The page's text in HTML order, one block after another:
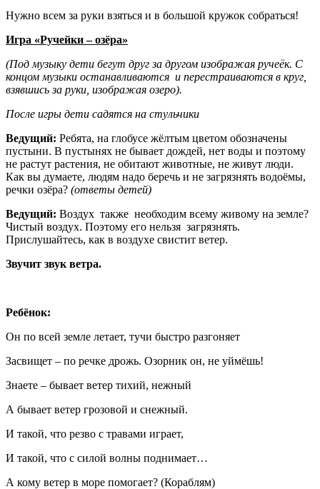
Нужно всем за руки взяться и в большой кружок собраться!
Игра «Ручейки – озёра»
(Под музыку дети бегут друг за другом изображая ручеёк. С
концом музыки останавливаются и перестраиваются в круг,
взявшись за руки, изображая озеро).
После игры дети садятся на стульчики
Ведущий: Ребята, на глобусе жёлтым цветом обозначены
пустыни. В пустынях не бывает дождей, нет воды и поэтому
не растут растения, не обитают животные, не живут люди.
Как вы думаете, людям надо беречь и не загрязнять водоёмы,
речки озёра? (ответы детей)
Ведущий: Воздух также необходим всему живому на земле?
Чистый воздух. Поэтому его нельзя загрязнять.
Прислушайтесь, как в воздухе свистит ветер.
Звучит звук ветра.
Ребёнок:
Он по всей земле летает, тучи быстро разгоняет
Засвищет – по речке дрожь. Озорник он, не уймёшь!
Знаете – бывает ветер тихий, нежный
А бывает ветер грозовой и снежный.
И такой, что резво с травами играет,
И такой, что с силой волны поднимает…
А кому ветер в море помогает? (Кораблям)